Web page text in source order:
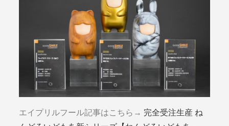
エイプリルフール記事はこちら→ 完全受注生産 ね